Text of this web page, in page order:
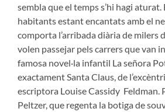
sembla que el temps s’hi hagi aturat.
habitants estant encantats amb el
comporta l’arribada diària de milers
volen passejar pels carrers que van
famosa novel·la infantil La señora
exactament Santa Claus, de
escriptora Louise Cassidy Feldman.
Peltzer, que regenta la botiga de